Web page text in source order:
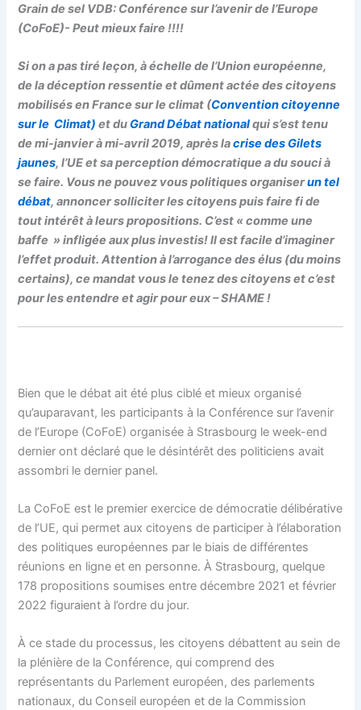
Grain de sel VDB: Conférence sur l’avenir de l’Europe
(CoFoE)- Peut mieux faire !!!!
Si on a pas tiré leçon, à échelle de l’Union européenne,
de la déception ressentie et dûment actée des citoyens
mobilisés en France sur le climat (Convention citoyenne
sur le Climat) et du Grand Débat nationalqui s’est tenu
de mi-janvier à mi-avril 2019, après lacrise des Gilets
jaunes, l’UE et sa perception démocratique a du souci à
se faire. Vous ne pouvez vous politiques organiserun tel
débat, annoncer solliciter les citoyens puis faire fi de
tout intérêt à leurs propositions. C’est « comme une
baffe » infligée aux plus investis! Il est facile d’imaginer
l’effet produit. Attention à l’arrogance des élus (du moins
certains), ce mandat vous le tenez des citoyens et c’est
pour les entendre et agir pour eux – SHAME !
Bien que le débat ait été plus ciblé et mieux organisé
qu’auparavant, les participants à la Conférence sur l’avenir
de l’Europe (CoFoE) organisée à Strasbourg le week-end
dernier ont déclaré que le désintérêt des politiciens avait
assombri le dernier panel.
La CoFoE est le premier exercice de démocratie délibérative
de l’UE, qui permet aux citoyens de participer à l’élaboration
des politiques européennes par le biais de différentes
réunions en ligne et en personne. À Strasbourg, quelque
178 propositions soumises entre décembre 2021 et février
2022 figuraient à l’ordre du jour.
À ce stade du processus, les citoyens débattent au sein de
la plénière de la Conférence, qui comprend des
représentants du Parlement européen, des parlements
nationaux, du Conseil européen et de la Commission